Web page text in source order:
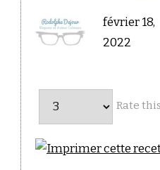
février 18,
2022
Rate